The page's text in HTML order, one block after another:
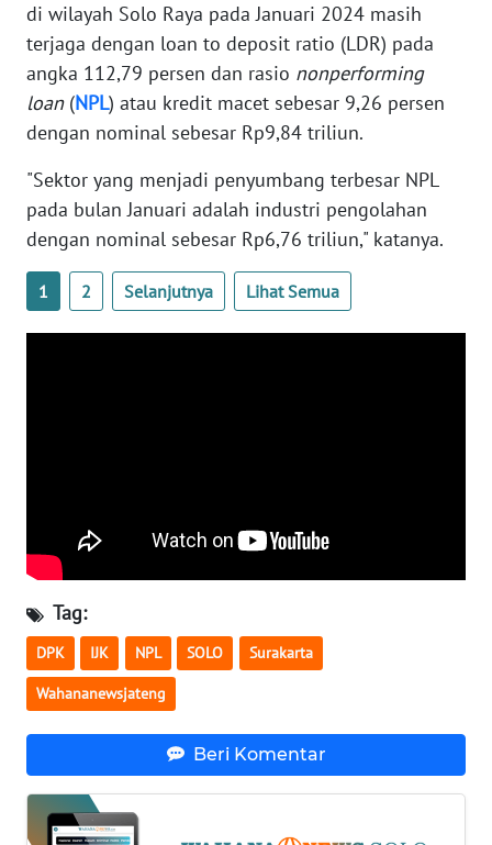
di wilayah Solo Raya pada Januari 2024 masih
terjaga dengan loan to deposit ratio (LDR) pada
angka 112,79 persen dan rasio nonperforming
loan(NPL) atau kredit macet sebesar 9,26 persen
dengan nominal sebesar Rp9,84 triliun.
"Sektor yang menjadi penyumbang terbesar NPL
pada bulan Januari adalah industri pengolahan
dengan nominal sebesar Rp6,76 triliun," katanya.
1 2 Selanjutnya Lihat Semua
Tag:
DPK IJK NPL SOLO Surakarta
Wahananewsjateng
Beri Komentar
WN
RIAU
WN
SERAMBI
JAMBI
WN
SULTRA
SULBAR
WN
BABEL
WN
SUMBAR